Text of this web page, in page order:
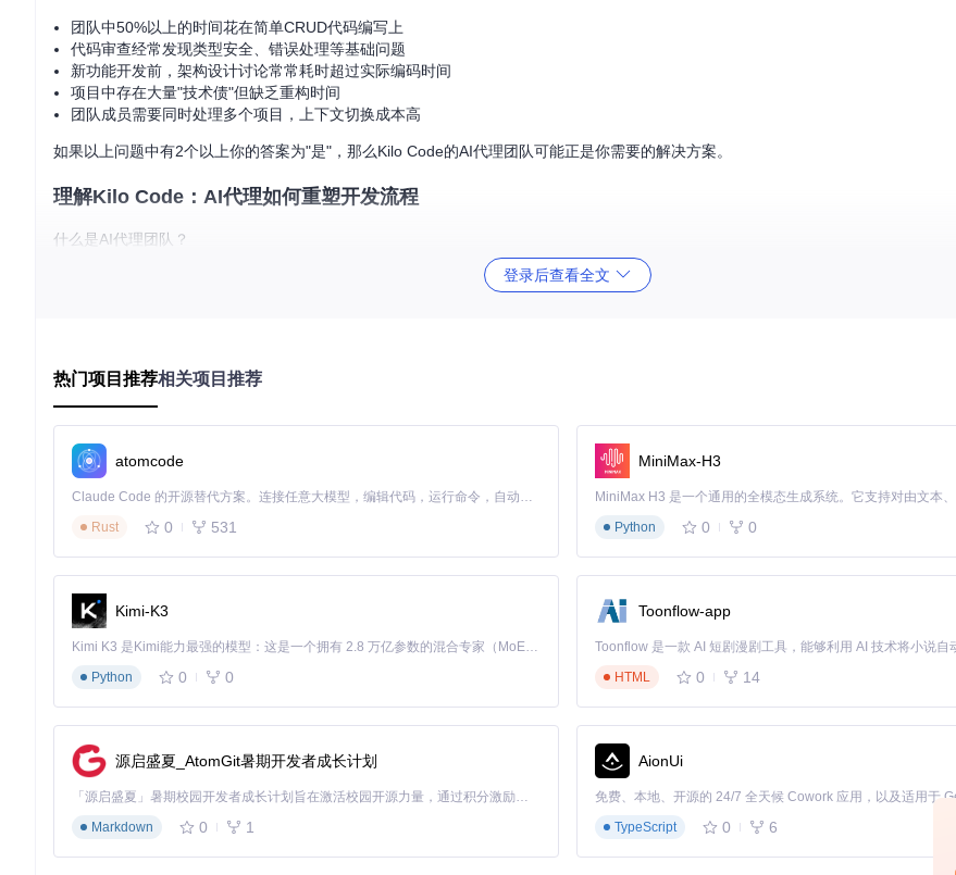
团队中50%以上的时间花在简单CRUD代码编写上
代码审查经常发现类型安全、错误处理等基础问题
新功能开发前，架构设计讨论常常耗时超过实际编码时间
项目中存在大量"技术债"但缺乏重构时间
团队成员需要同时处理多个项目，上下文切换成本高
如果以上问题中有2个以上你的答案为"是"，那么Kilo Code的AI代理团队可能正是你需要的解决方案。
理解Kilo Code：AI代理如何重塑开发流程
什么是AI代理团队？
想象一下，你的开发团队突然多了几位不知疲倦的专家：一位经验丰富的架构师能快速规划系统结构，几位专注的编码器负责将设计转
位细致的调试专家专门解决复杂问题。这正是Kilo Code提供的核心价值——不是简单的代码补全工具，而是能够理解项目上下文、协同
图1：Kilo Code的AI代理系统概念图，展示不同角色的AI代理协同工作
核心能力解析
Kilo Code的AI代理团队具备三大核心能力，共同构成完整的开发流程支持：
多角色协作 ：不同于单一AI模型，Kilo Code提供专业化分工的代理角色，包括架构师、编码器、调试器等，每个角色针对特定开发任务
从零开始：构建你的AI代理开发环境
准备阶段：环境检查清单
在开始前，请确保你的开发环境满足以下条件：
Visual Studio Code 1.80或更高版本
Node.js v20.19.2或更新版本（推荐使用nvm管理版本）
pnpm包管理器（Kilo Code使用pnpm workspace管理多包项目）
这些要求确保你能顺利构建和运行Kilo Code扩展，特别是Node.js版本要求，是因为项目使用了最新的ECMAScript特性和模块系统。
登录后查看全文
热门项目推荐相关项目推荐
atomcode
Claude Code 的开源替代方案。连接任意大模型，编辑代码，运行命令，自动验证 — 全自动执行。用 Rust 构建，极致性能。 ｜ An open-source alternative to Claude Code. Connect any LLM, edit code, run commands, and verify changes — autonomously. Built in Rust for speed. Get Started
Rust
0 531
MiniMax-H3
Python
0 0
Kimi-K3
Kimi K3 是Kimi能力最强的模型：这是一个拥有 2.8 万亿参数的混合专家（MoE）模型，具备原生视觉理解能力，并支持 100 万 token 的上下文窗口。
Python
0 0
Toonflow-app
HTML
0 14
源启盛夏_AtomGit暑期开发者成长计划
「源启盛夏」暑期校园开发者成长计划旨在激活校园开源力量，通过积分激励、认证扶持、资源倾斜等形式，引导高校组织和开发者完成「入驻 — 建项目 — 做贡献 — 获认证 — 得资源」的完整闭环。无论你是想带领社团入驻平台的组织者，还是希望用代码贡献证明自己的开发者，都能在这里找到属于你的成长路径。
Markdown
0 1
AionUi
TypeScript
0 6